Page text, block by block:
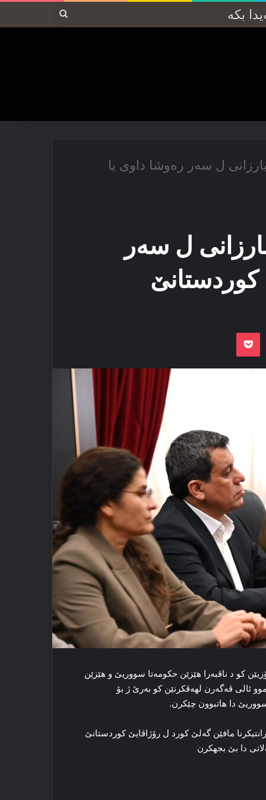
پەیدا
ل سەر رەوشا داوی یا
ل سەر
کوردستانێ
Odnoklassniki
Pocket
ل سه‌ر وان شه‌ر و ئالۆزیێن کو د ناڤبه‌را هێزێن حکومه‌تا سووریێ و هێزێن
ئالی ڤه‌گه‌رن لهه‌ڤکرنێن کو به‌رێ ژ بۆ
دا هاتبوون چێکرن.
مافێن گەلێ کورد ل رۆژاڤایێ کوردستانێ
دا بێ بجهکرن